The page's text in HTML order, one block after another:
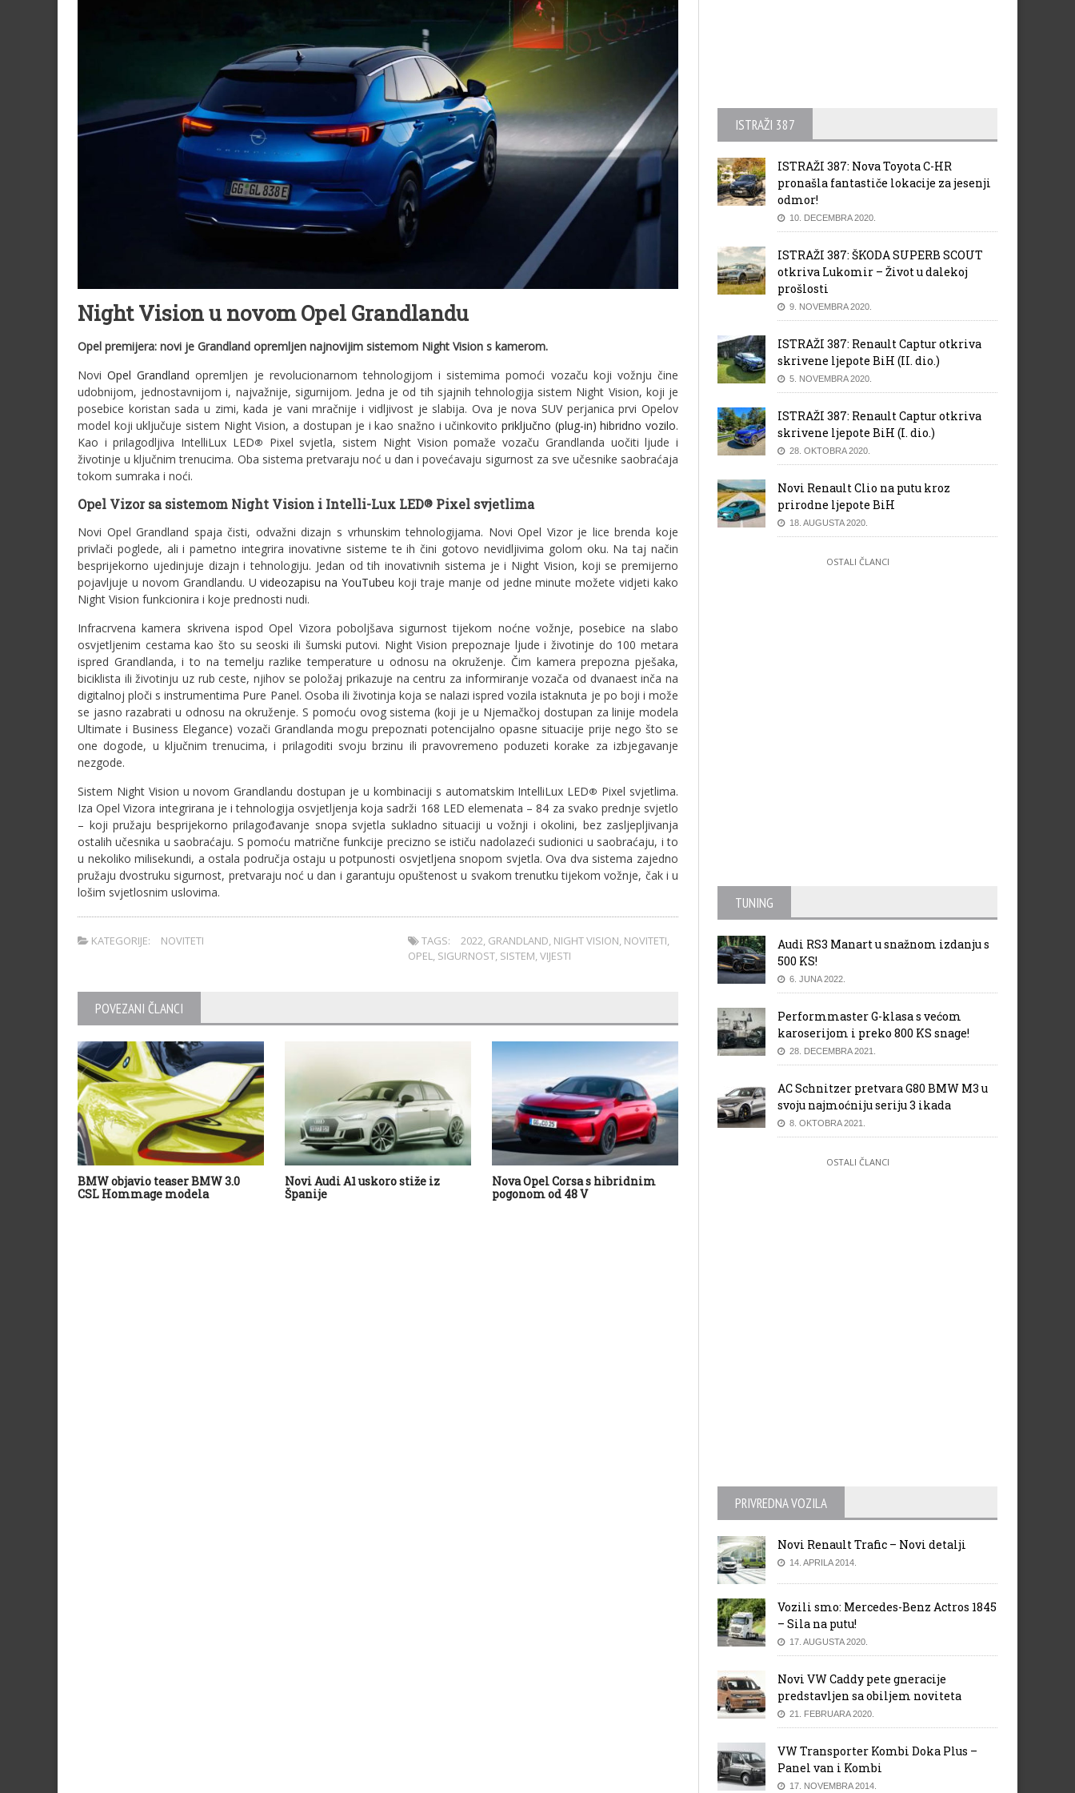
Night Vision u novom Opel Grandlandu
Opel premijera: novi je Grandland opremljen najnovijim sistemom Night Vision s kamerom.
NoviOpel Grandland opremljen je revolucionarnom tehnologijom i sistemima pomoći vozaču koji vožnju čine
udobnijom, jednostavnijom i, najvažnije, sigurnijom. Jedna je od tih sjajnih tehnologija sistem Night Vision, koji je
posebice koristan sada u zimi, kada je vani mračnije i vidljivost je slabija. Ova je nova SUV perjanica prvi Opelov
model koji uključuje sistem Night Vision, a dostupan je i kao snažno i učinkovitopriključno (plug-in) hibridno vozilo.
Kao i prilagodljiva IntelliLux LED®
Pixel svjetla, sistem Night Vision pomaže vozaču Grandlanda uočiti ljude i
životinje u ključnim trenucima. Oba sistema pretvaraju noć u dan i povećavaju sigurnost za sve učesnike saobraćaja
tokom sumraka i noći.
Opel Vizor sa sistemom Night Vision i Intelli-Lux LED® Pixel svjetlima
Novi Opel Grandland spaja čisti, odvažni dizajn s vrhunskim tehnologijama. Novi Opel Vizor je lice brenda koje
privlači poglede, ali i pametno integrira inovativne sisteme te ih čini gotovo nevidljivima golom oku. Na taj način
besprijekorno ujedinjuje dizajn i tehnologiju. Jedan od tih inovativnih sistema je i Night Vision, koji se premijerno
pojavljuje u novom Grandlandu. Uvideozapisu na YouTubeu koji traje manje od jedne minute možete vidjeti kako
Night Vision funkcionira i koje prednosti nudi.
Infracrvena kamera skrivena ispod Opel Vizora poboljšava sigurnost tijekom noćne vožnje, posebice na slabo
osvjetljenim cestama kao što su seoski ili šumski putovi. Night Vision prepoznaje ljude i životinje do 100 metara
ispred Grandlanda, i to na temelju razlike temperature u odnosu na okruženje. Čim kamera prepozna pješaka,
biciklista ili životinju uz rub ceste, njihov se položaj prikazuje na centru za informiranje vozača od dvanaest inča na
digitalnoj ploči s instrumentima Pure Panel. Osoba ili životinja koja se nalazi ispred vozila istaknuta je po boji i može
se jasno razabrati u odnosu na okruženje. S pomoću ovog sistema (koji je u Njemačkoj dostupan za linije modela
Ultimate i Business Elegance) vozači Grandlanda mogu prepoznati potencijalno opasne situacije prije nego što se
one dogode, u ključnim trenucima, i prilagoditi svoju brzinu ili pravovremeno poduzeti korake za izbjegavanje
nezgode.
Sistem Night Vision u novom Grandlandu dostupan je u kombinaciji s automatskim IntelliLux LED® Pixel svjetlima.
Iza Opel Vizora integrirana je i tehnologija osvjetljenja koja sadrži 168 LED elemenata – 84 za svako prednje svjetlo
– koji pružaju besprijekorno prilagođavanje snopa svjetla sukladno situaciji u vožnji i okolini, bez zasljepljivanja
ostalih učesnika u saobraćaju. S pomoću matrične funkcije precizno se ističu nadolazeći sudionici u saobraćaju, i to
u nekoliko milisekundi, a ostala područja ostaju u potpunosti osvjetljena snopom svjetla. Ova dva sistema zajedno
pružaju dvostruku sigurnost, pretvaraju noć u dan i garantuju opuštenost u svakom trenutku tijekom vožnje, čak i u
lošim svjetlosnim uslovima.
KATEGORIJE: NOVITETI TAGS: 2022, GRANDLAND, NIGHT VISION, NOVITETI,
OPEL, SIGURNOST, SISTEM,VIJESTI
POVEZANI ČLANCI
BMW objavio teaser BMW 3.0
CSL Hommage modela
Novi Audi A1 uskoro stiže iz
Španije
Nova Opel Corsa s hibridnim
pogonom od 48 V
ISTRAŽI 387
ISTRAŽI 387: Nova Toyota C-HR
pronašla fantastiče lokacije za jesenji
odmor!
10. DECEMBRA 2020.
ISTRAŽI 387: ŠKODA SUPERB SCOUT
otkriva Lukomir – Život u dalekoj
prošlosti
9. NOVEMBRA 2020.
ISTRAŽI 387: Renault Captur otkriva
skrivene ljepote BiH (II. dio.)
5. NOVEMBRA 2020.
ISTRAŽI 387: Renault Captur otkriva
skrivene ljepote BiH (I. dio.)
28. OKTOBRA 2020.
Novi Renault Clio na putu kroz
prirodne ljepote BiH
18. AUGUSTA 2020.
OSTALI ČLANCI
TUNING
Audi RS3 Manart u snažnom izdanju s
500 KS!
6. JUNA 2022.
Performmaster G-klasa s većom
karoserijom i preko 800 KS snage!
28. DECEMBRA 2021.
AC Schnitzer pretvara G80 BMW M3 u
svoju najmoćniju seriju 3 ikada
8. OKTOBRA 2021.
OSTALI ČLANCI
PRIVREDNA VOZILA
Novi Renault Trafic – Novi detalji
14. APRILA 2014.
Vozili smo: Mercedes-Benz Actros 1845
– Sila na putu!
17. AUGUSTA 2020.
Novi VW Caddy pete gneracije
predstavljen sa obiljem noviteta
21. FEBRUARA 2020.
VW Transporter Kombi Doka Plus –
Panel van i Kombi
17. NOVEMBRA 2014.